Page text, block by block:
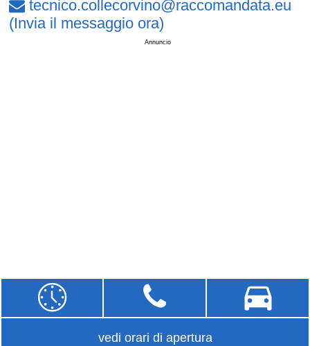
tecnico.collecorvino@raccomandata.eu
(Invia il messaggio ora)
Annuncio
vedi orari di apertura